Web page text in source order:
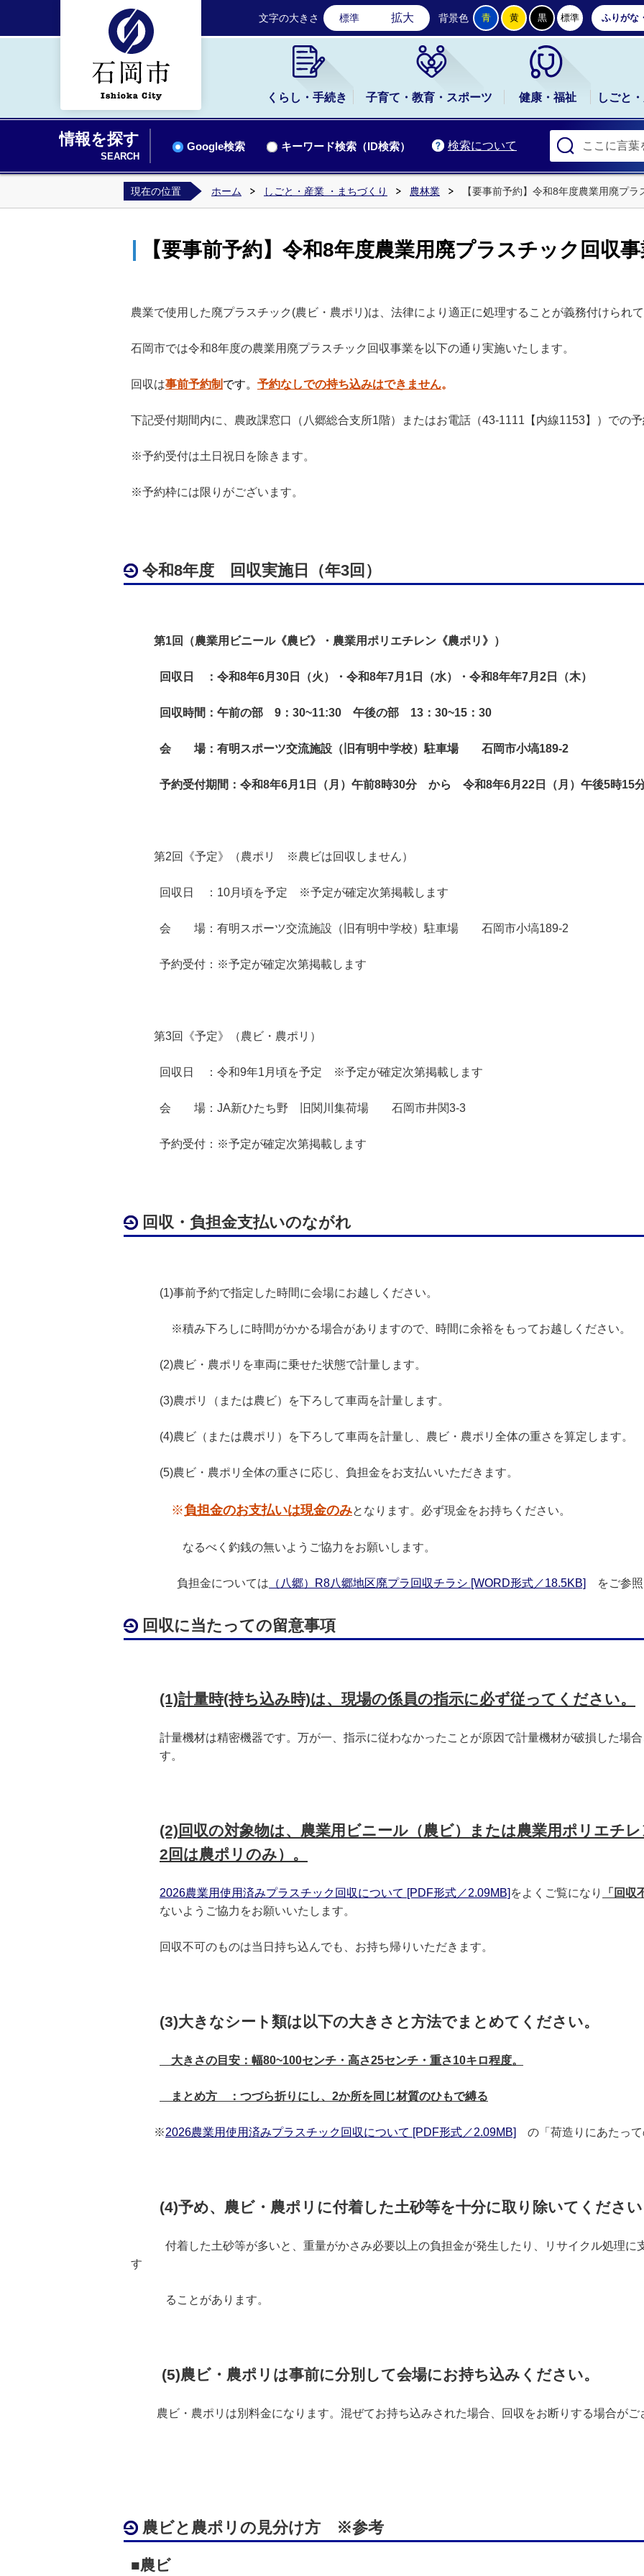
石岡市公式ホームページ
文字の大きさ 標準 拡大 背景色 青 黄 黒 標準 ふりがな
くらし・手続き 子育て・教育・スポーツ 健康・福祉 しごと
情報を探す
SEARCH
検索について
Google検索 キーワード検索（ID検索）
現在の位置 ホーム しごと・産業 ・まちづくり 農林業 【要事前予約】令和8年度農業用廃プ
【要事前予約】令和8年度農業用廃プラスチック回収
農業で使用した廃プラスチック(農ビ・農ポリ)は、法律により適正に処理することが義務付けられ
石岡市では令和8年度の農業用廃プラスチック回収事業を以下の通り実施いたします。
回収は事前予約制 です。 予約なしでの持ち込みはできません。
下記受付期間内に、農政課窓口（八郷総合支所1階）またはお電話（43-1111【内線1153】）での
※予約受付は土日祝日を除きます。
※予約枠には限りがございます。
令和8年度 回収実施日（年3回）
第1回（農業用ビニール《農ビ》・農業用ポリエチレン《農ポリ》）
回収日 ：令和8年6月30日（火）・令和8年7月1日（水）・令和8年年7月2日（木）
回収時間：午前の部 9：30~11:30 午後の部 13：30~15：30
会 場：有明スポーツ交流施設（旧有明中学校）駐車場 石岡市小塙189-2
予約受付期間：令和8年6月1日（月）午前8時30分 から 令和8年6月22日（月）午後5時15
第2回《予定》（農ポリ ※農ビは回収しません）
回収日 ：10月頃を予定 ※予定が確定次第掲載します
会 場：有明スポーツ交流施設（旧有明中学校）駐車場 石岡市小塙189-2
予約受付：※予定が確定次第掲載します
第3回《予定》（農ビ・農ポリ）
回収日 ：令和9年1月頃を予定 ※予定が確定次第掲載します
会 場：JA新ひたち野 旧関川集荷場 石岡市井関3-3
予約受付：※予定が確定次第掲載します
回収・負担金支払いのながれ
(1)事前予約で指定した時間に会場にお越しください。
※積み下ろしに時間がかかる場合がありますので、時間に余裕をもってお越しください。
(2)農ビ・農ポリを車両に乗せた状態で計量します。
(3)農ポリ（または農ビ）を下ろして車両を計量します。
(4)農ビ（または農ポリ）を下ろして車両を計量し、農ビ・農ポリ全体の重さを算定します。
(5)農ビ・農ポリ全体の重さに応じ、負担金をお支払いいただきます。
※負担金のお支払いは現金のみとなります。必ず現金をお持ちください。
なるべく釣銭の無いようご協力をお願いします。
負担金については （八郷）R8八郷地区廃プラ回収チラシ [WORD形式／18.5KB] をご参照
回収に当たっての留意事項
(1)計量時(持ち込み時)は、現場の係員の指示に必ず従ってください。
計量機材は精密機器です。万が一、指示に従わなかったことが原因で計量機材が破損した場
す。
(2)回収の対象物は、農業用ビニール（農ビ）または農業用ポリエチ
2回は農ポリのみ）。
2026農業用使用済みプラスチック回収について [PDF形式／2.09MB] をよくご覧になり
「回収
ないようご協力をお願いいたします。
回収不可のものは当日持ち込んでも、お持ち帰りいただきます。
(3)大きなシート類は以下の大きさと方法でまとめてください。
大きさの目安：幅80~100センチ・高さ25センチ・重さ10キロ程度。
まとめ方 ：つづら折りにし、2か所を同じ材質のひもで縛る
※2026農業用使用済みプラスチック回収について [PDF形式／2.09MB] の「荷造りにあたって
(4)予め、農ビ・農ポリに付着した土砂等を十分に取り除いてくださ
付着した土砂等が多いと、重量がかさみ必要以上の負担金が発生したり、リサイクル処理に
す
ることがあります。
(5)農ビ・農ポリは事前に分別して会場にお持ち込みください。
農ビ・農ポリは別料金になります。混ぜてお持ち込みされた場合、回収をお断りする場合がご
農ビと農ポリの見分け方 ※参考
■農ビ